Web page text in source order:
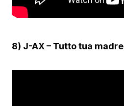
8) J-AX – Tutto tua madre